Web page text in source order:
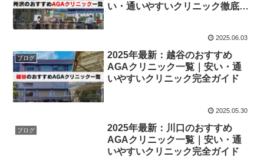
い・通いやすいクリニック徹底比
2025.06.03
ブログ
2025年最新：越谷のおすすめ
AGAクリニック一覧｜安い・通
いやすいクリニック完全ガイド
2025.05.30
ブログ
2025年最新：川口のおすすめ
AGAクリニック一覧｜安い・通
いやすいクリニック完全ガイド